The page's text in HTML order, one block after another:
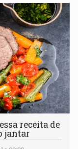
receita de
jantar